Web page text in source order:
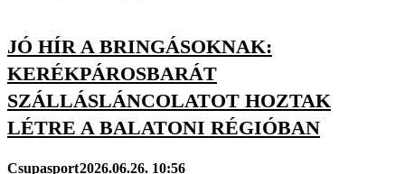
JÓ HÍR A BRINGÁSOKNAK:
KERÉKPÁROSBARÁT
SZÁLLÁSLÁNCOLATOT HOZTAK
LÉTRE A BALATONI RÉGIÓBAN
Csupasport2026.06.26. 10:56